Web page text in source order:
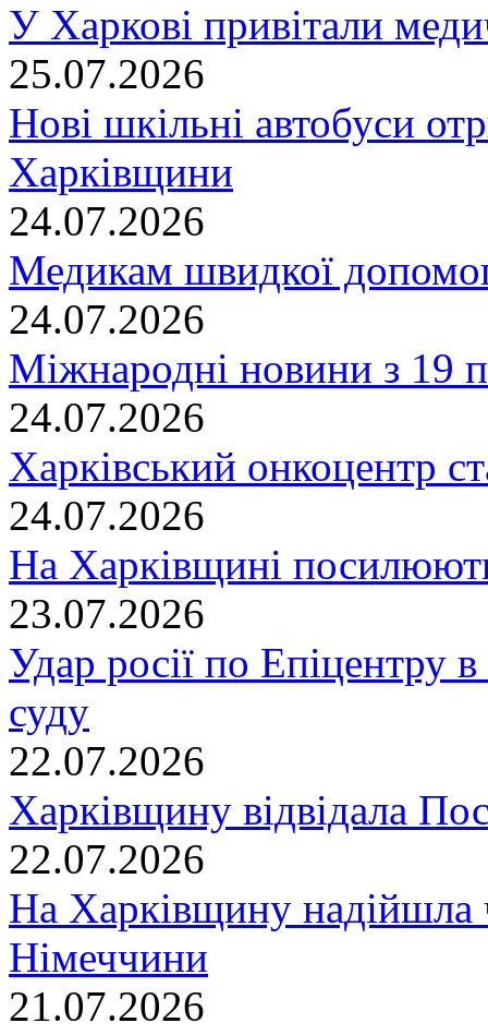
У Харкові привітали
25.07.2026
Нові шкільні автобуси
Харківщини
24.07.2026
Медикам швидкої
24.07.2026
Міжнародні новини з 19
24.07.2026
Харківський онкоцентр
24.07.2026
На Харківщині
23.07.2026
Удар росії по Епіцентру
суду
22.07.2026
Харківщину відвідала
22.07.2026
На Харківщину надійшла
Німеччини
21.07.2026